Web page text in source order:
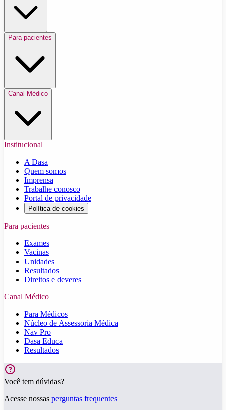
Para pacientes
Canal Médico
Institucional
A Dasa
Quem somos
Imprensa
Trabalhe conosco
Portal de privacidade
Política de cookies
Para pacientes
Exames
Vacinas
Unidades
Resultados
Direitos e deveres
Canal Médico
Para Médicos
Núcleo de Assessoria Médica
Nav Pro
Dasa Educa
Resultados
Você tem dúvidas?
Acesse nossas perguntas frequentes